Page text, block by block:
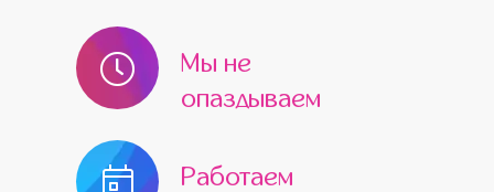
Мы не
опаздываем
Работаем